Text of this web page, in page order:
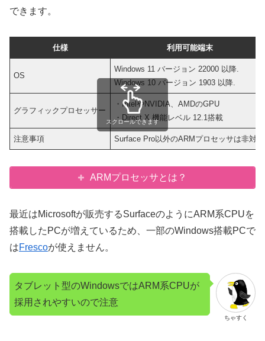
できます。
仕様 利用可能端末
OS
Windows 11 バージョン 22000 以降.
Windows 10 バージョン 1903 以降.
グラフィックプロセッサー
・IntelやNVIDIA、AMDのGPU
・Direct X 機能レベル 12.1搭載
注意事項 Surface Pro以外のARMプロセッサは非対応
スクロールできます
ARMプロセッサとは？
最近はMicrosoftが販売するSurfaceのようにARM系CPUを
搭載したPCが増えているため、一部のWindows搭載PCで
はFrescoが使えません。
ちゃすく
タブレット型のWindowsではARM系CPUが
採用されやすいので注意